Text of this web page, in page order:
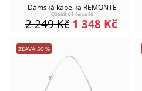
Dámská kabelka REMONTE
Q0668-01 černá S6
1 348 Kč
2 249Kč
ZĽAVA 50%